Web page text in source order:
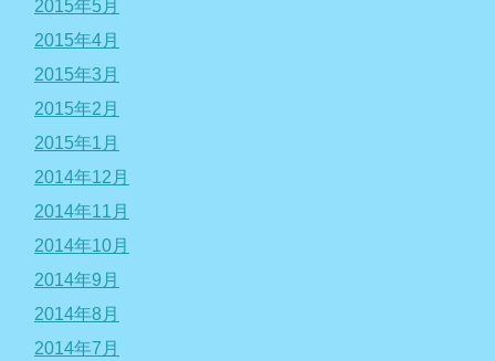
2015年5月
2015年4月
2015年3月
2015年2月
2015年1月
2014年12月
2014年11月
2014年10月
2014年9月
2014年8月
2014年7月